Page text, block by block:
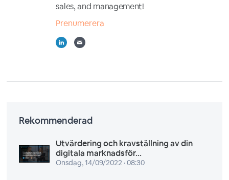
sales, and management!
Prenumerera
Rekommenderad
Utvärdering och kravställning av din
digitala marknadsför...
Onsdag, 14/09/2022 · 08:30